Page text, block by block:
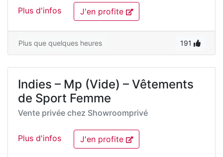
Plus d'infos J'en profite
Plus que quelques heures 191
Indies – Mp (Vide) – Vêtements
de Sport Femme
Vente privée chez Showroomprivé
Plus d'infos J'en profite